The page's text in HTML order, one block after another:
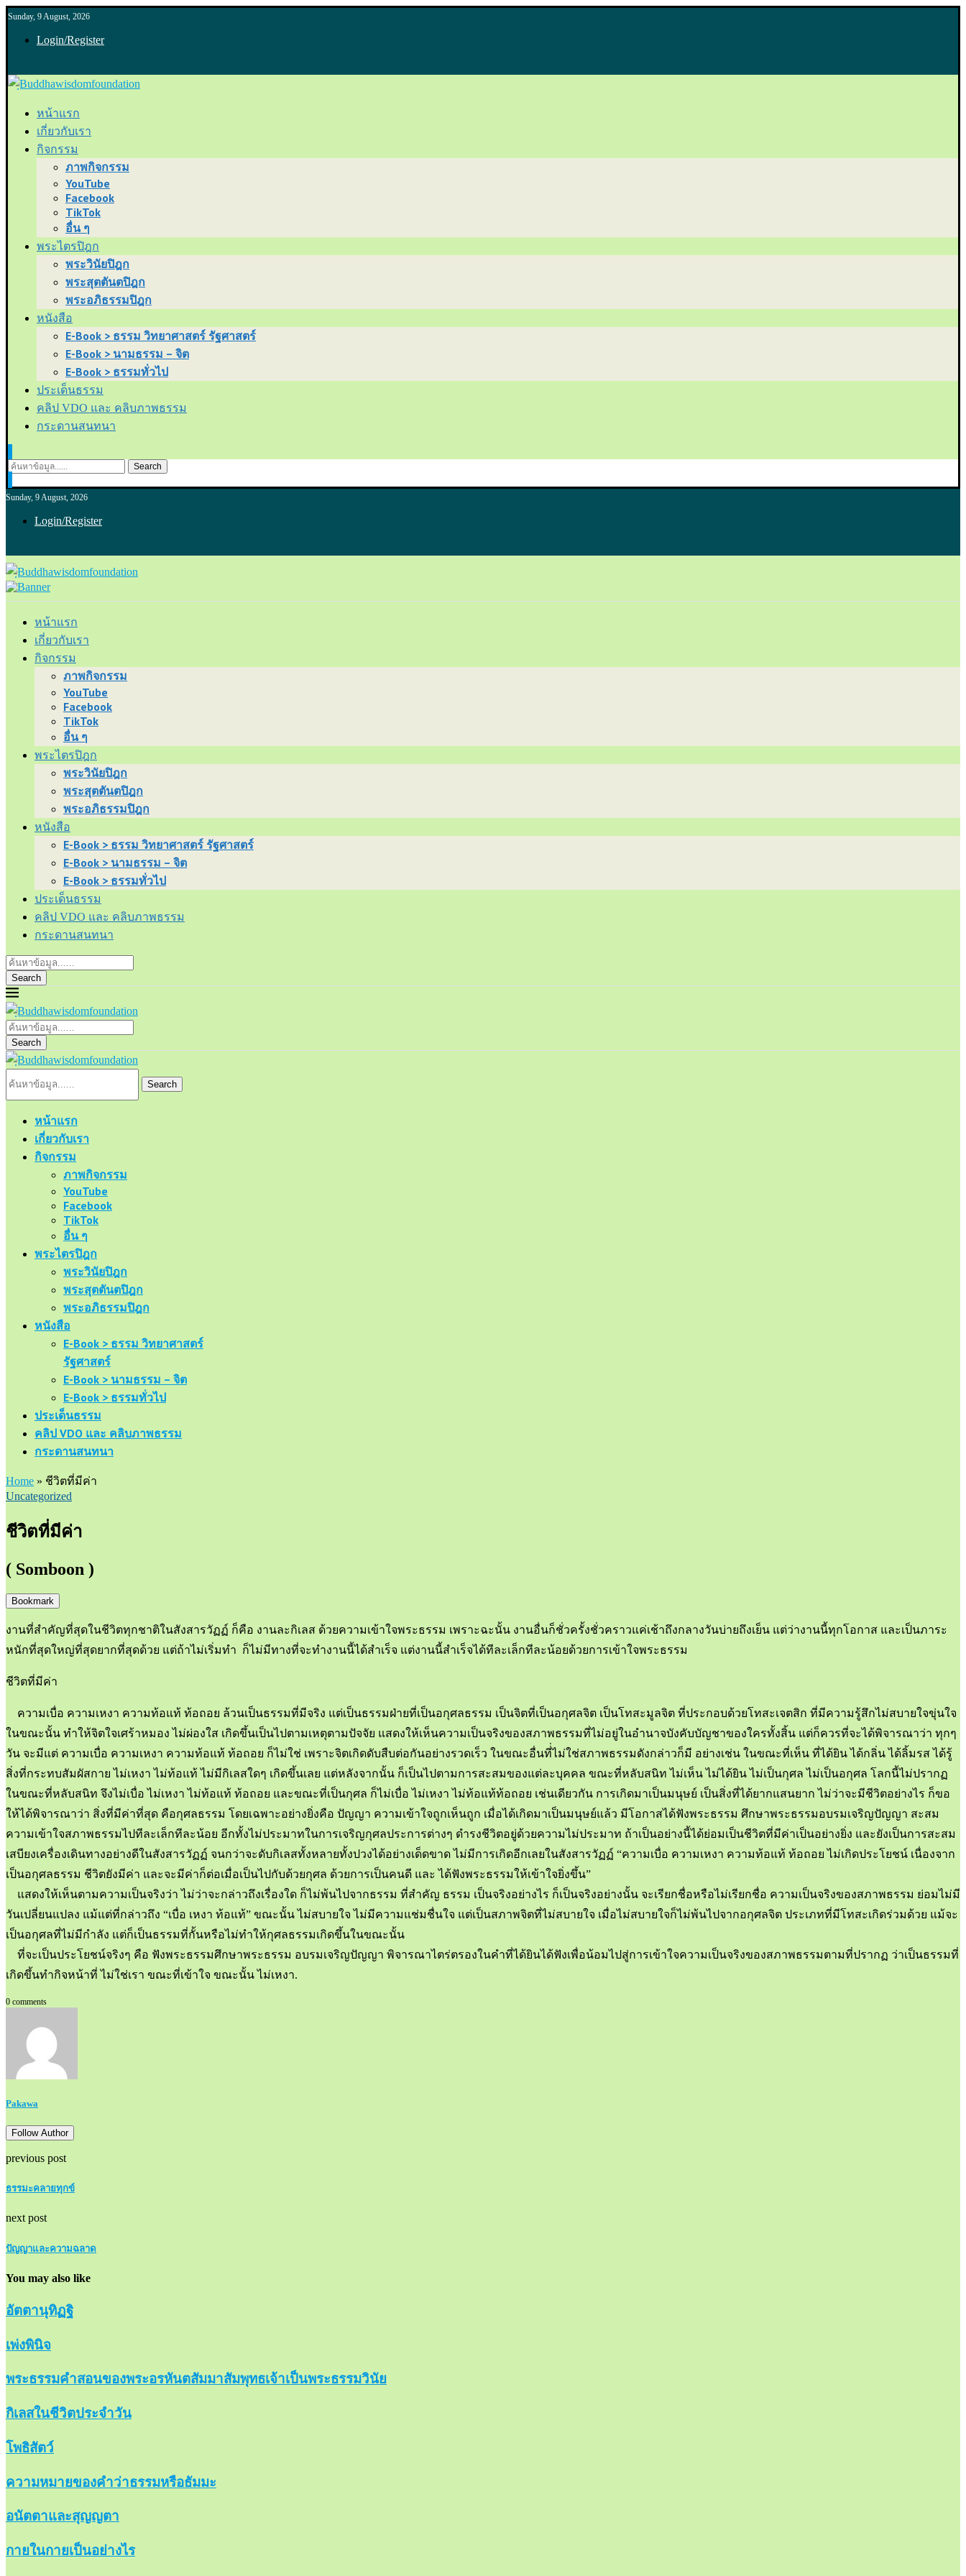
Sunday, 9 August, 2026
Login/Register
หน้าแรก
เกี่ยวกับเรา
กิจกรรม
ภาพกิจกรรม
YouTube
Facebook
TikTok
อื่น ๆ
พระไตรปิฎก
พระวินัยปิฎก
พระสุตตันตปิฎก
พระอภิธรรมปิฎก
หนังสือ
E-Book > ธรรม วิทยาศาสตร์ รัฐศาสตร์
E-Book > นามธรรม – จิต
E-Book > ธรรมทั่วไป
ประเด็นธรรม
คลิป VDO และ คลิบภาพธรรม
กระดานสนทนา
Search
Sunday, 9 August, 2026
Login/Register
หน้าแรก
เกี่ยวกับเรา
กิจกรรม
ภาพกิจกรรม
YouTube
Facebook
TikTok
อื่น ๆ
พระไตรปิฎก
พระวินัยปิฎก
พระสุตตันตปิฎก
พระอภิธรรมปิฎก
หนังสือ
E-Book > ธรรม วิทยาศาสตร์ รัฐศาสตร์
E-Book > นามธรรม – จิต
E-Book > ธรรมทั่วไป
ประเด็นธรรม
คลิป VDO และ คลิบภาพธรรม
กระดานสนทนา
Search
Search
Search
หน้าแรก
เกี่ยวกับเรา
กิจกรรม
ภาพกิจกรรม
YouTube
Facebook
TikTok
อื่น ๆ
พระไตรปิฎก
พระวินัยปิฎก
พระสุตตันตปิฎก
พระอภิธรรมปิฎก
หนังสือ
E-Book > ธรรม วิทยาศาสตร์
รัฐศาสตร์
E-Book > นามธรรม – จิต
E-Book > ธรรมทั่วไป
ประเด็นธรรม
คลิป VDO และ คลิบภาพธรรม
กระดานสนทนา
Home » ชีวิตที่มีค่า
Uncategorized
ชีวิตที่มีค่า
( Somboon )
Bookmark
งานที่สำคัญที่สุดในชีวิตทุกชาติในสังสารวัฏฏ์ ก็คือ งานละกิเลส ด้วยความเข้าใจพระธรรม เพราะฉะนั้น งานอื่นก็ชั่วครั้งชั่วคราวแค่เช้าถึงกลางวันบ่ายถึงเย็น แต่ว่างานนี้ทุกโอกาส และเป็นภาระ
หนักที่สุดใหญ่ที่สุดยากที่สุดด้วย แต่ถ้าไม่เริ่มทำ ก็ไม่มีทางที่จะทำงานนี้ได้สำเร็จ แต่งานนี้สำเร็จได้ทีละเล็กทีละน้อยด้วยการเข้าใจพระธรรม
ชีวิตที่มีค่า
ความเบื่อ ความเหงา ความท้อแท้ ท้อถอย ล้วนเป็นธรรมที่มีจริง แต่เป็นธรรมฝ่ายที่เป็นอกุศลธรรม เป็นจิตที่เป็นอกุศลจิต เป็นโทสะมูลจิต ที่ประกอบด้วยโทสะเจตสิก ที่มีความรู้สึกไม่สบายใจขุ่นใจ
ในขณะนั้น ทำให้จิตใจเศร้าหมอง ไม่ผ่องใส เกิดขึ้นเป็นไปตามเหตุตามปัจจัย แสดงให้เห็นความเป็นจริงของสภาพธรรมที่ไม่อยู่ในอำนาจบังคับบัญชาของใครทั้งสิ้น แต่ก็ควรที่จะได้พิจารณาว่า ทุกๆ
วัน จะมีแต่ ความเบื่อ ความเหงา ความท้อแท้ ท้อถอย ก็ไม่ใช่ เพราะจิตเกิดดับสืบต่อกันอย่างรวดเร็ว ในขณะอื่นที่่ไม่ใช่สภาพธรรมดังกล่าวก็มี อย่างเช่น ในขณะที่เห็น ที่ได้ยิน ได้กลิ่น ได้ลิ้มรส ได้รู้
สิ่งที่กระทบสัมผัสกาย ไม่เหงา ไม่ท้อแท้ ไม่มีกิเลสใดๆ เกิดขึ้นเลย แต่หลังจากนั้น ก็เป็นไปตามการสะสมของแต่ละบุคคล ขณะที่หลับสนิท ไม่เห็น ไม่ได้ยิน ไม่เป็นกุศล ไม่เป็นอกุศล โลกนี้ไม่ปรากฏ
ในขณะที่หลับสนิท จึงไม่เบื่อ ไม่เหงา ไม่ท้อแท้ ท้อถอย และขณะที่เป็นกุศล ก็ไม่เบื่อ ไม่เหงา ไม่ท้อแท้ท้อถอย เช่นเดียวกัน การเกิดมาเป็นมนุษย์ เป็นสิ่งที่ได้ยากแสนยาก ไม่ว่าจะมีชีวิตอย่างไร ก็ขอ
ให้ได้พิจารณาว่า สิ่งที่มีค่าที่สุด คือกุศลธรรม โดยเฉพาะอย่างยิ่งคือ ปัญญา ความเข้าใจถูกเห็นถูก เมื่อได้เกิดมาเป็นมนุษย์แล้ว มีโอกาสได้ฟังพระธรรม ศึกษาพระธรรมอบรมเจริญปัญญา สะสม
ความเข้าใจสภาพธรรมไปทีละเล็กทีละน้อย อีกทั้งไม่ประมาทในการเจริญกุศลประการต่างๆ ดำรงชีวิตอยู่ด้วยความไม่ประมาท ถ้าเป็นอย่างนี้ได้ย่อมเป็นชีวิตที่มีค่าเป็นอย่างยิ่ง และยังเป็นการสะสม
เสบียงเครื่องเดินทางอย่างดีในสังสารวัฏฏ์ จนกว่าจะดับกิเลสทั้งหลายทั้งปวงได้อย่างเด็ดขาด ไม่มีการเกิดอีกเลยในสังสารวัฏฏ์ “ความเบื่อ ความเหงา ความท้อแท้ ท้อถอย ไม่เกิดประโยชน์ เนื่องจาก
เป็นอกุศลธรรม ชีวิตยังมีค่า และจะมีค่าก็ต่อเมื่อเป็นไปกับด้วยกุศล ด้วยการเป็นคนดี และ ได้ฟังพระธรรมให้เข้าใจยิ่งขึ้น”
แสดงให้เห็นตามความเป็นจริงว่า ไม่ว่าจะกล่าวถึงเรื่องใด ก็ไม่พ้นไปจากธรรม ที่สำคัญ ธรรม เป็นจริงอย่างไร ก็เป็นจริงอย่างนั้น จะเรียกชื่อหรือไม่เรียกชื่อ ความเป็นจริงของสภาพธรรม ย่อมไม่มี
วันเปลี่ยนแปลง แม้แต่ที่กล่าวถึง “เบื่อ เหงา ท้อแท้” ขณะนั้น ไม่สบายใจ ไม่มีความแช่มชื่นใจ แต่เป็นสภาพจิตที่ไม่สบายใจ เมื่อไม่สบายใจก็ไม่พ้นไปจากอกุศลจิต ประเภทที่มีโทสะเกิดร่วมด้วย แม้จะ
เป็นอกุศลที่ไม่มีกำลัง แต่ก็เป็นธรรมที่กั้นหรือไม่ทำให้กุศลธรรมเกิดขึ้นในขณะนั้น
ที่จะเป็นประโยชน์จริงๆ คือ ฟังพระธรรมศึกษาพระธรรม อบรมเจริญปัญญา พิจารณาไตร่ตรองในคำที่ได้ยินได้ฟังเพื่อน้อมไปสู่การเข้าใจความเป็นจริงของสภาพธรรมตามที่ปรากฏ ว่าเป็นธรรมที่
เกิดขึ้นทำกิจหน้าที่ ไม่ใช่เรา ขณะที่เข้าใจ ขณะนั้น ไม่เหงา.
0 comments
Pakawa
Follow Author
previous post
ธรรมะคลายทุกข์
next post
ปัญญาและความฉลาด
You may also like
อัตตานุทิฏฐิ
เพ่งพินิจ
พระธรรมคำสอนของพระอรหันตสัมมาสัมพุทธเจ้าเป็นพระธรรมวินัย
กิเลสในชีวิตประจำวัน
โพธิสัตว์
ความหมายของคำว่าธรรมหรือธัมมะ
อนัตตาและสุญญตา
กายในกายเป็นอย่างไร